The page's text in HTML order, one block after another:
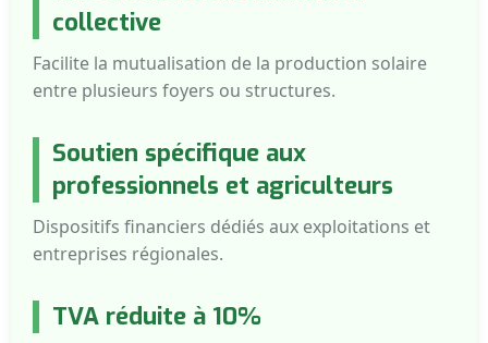
collective
Facilite la mutualisation de la production solaire
entre plusieurs foyers ou structures.
Soutien spécifique aux
professionnels et agriculteurs
Dispositifs financiers dédiés aux exploitations et
entreprises régionales.
TVA réduite à 10%